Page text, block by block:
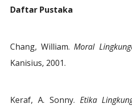
Daftar Pustaka
Chang, William.Moral
Kanisius, 2001.
Keraf, A. Sonny. Etika